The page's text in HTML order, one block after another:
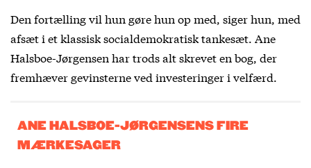
Den fortælling vil hun gøre hun op med, siger hun, med
afsæt i et klassisk socialdemokratisk tankesæt. Ane
Halsboe-Jørgensen har trods alt skrevet en bog, der
fremhæver gevinsterne ved investeringer i velfærd.
ANE HALSBOE-JØRGENSENS FIRE
MÆRKESAGER